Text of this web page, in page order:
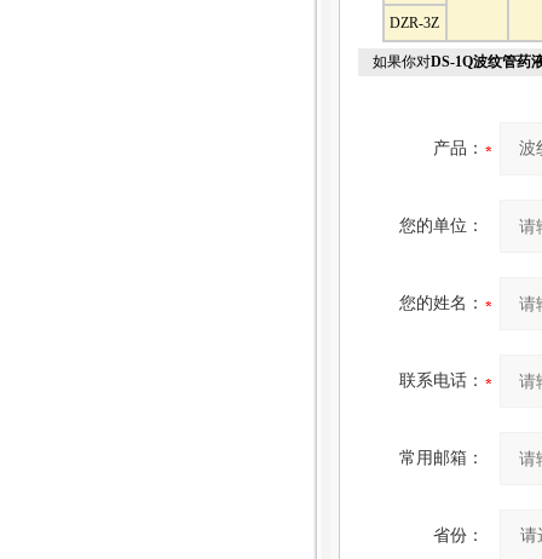
DZR-3Z
如果你对DS-1Q波纹管药
产品：
您的单位：
您的姓名：
联系电话：
常用邮箱：
省份：